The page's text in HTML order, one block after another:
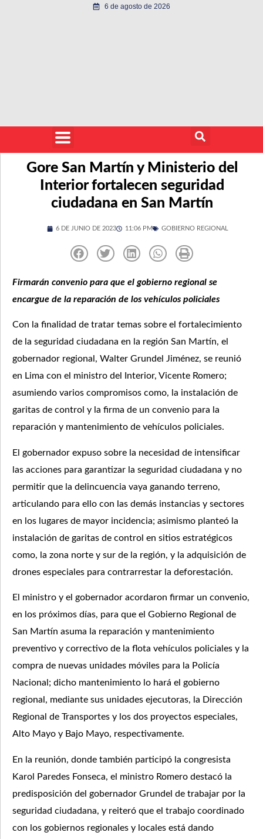
6 de agosto de 2026
Gore San Martín y Ministerio del
Interior fortalecen seguridad
ciudadana en San Martín
6 DE JUNIO DE 2023 11:06 PM GOBIERNO REGIONAL
Firmarán convenio para que el gobierno regional se
encargue de la reparación de los vehículos policiales
Con la finalidad de tratar temas sobre el fortalecimiento
de la seguridad ciudadana en la región San Martín, el
gobernador regional, Walter Grundel Jiménez, se reunió
en Lima con el ministro del Interior, Vicente Romero;
asumiendo varios compromisos como, la instalación de
garitas de control y la firma de un convenio para la
reparación y mantenimiento de vehículos policiales.
El gobernador expuso sobre la necesidad de intensificar
las acciones para garantizar la seguridad ciudadana y no
permitir que la delincuencia vaya ganando terreno,
articulando para ello con las demás instancias y sectores
en los lugares de mayor incidencia; asimismo planteó la
instalación de garitas de control en sitios estratégicos
como, la zona norte y sur de la región, y la adquisición de
drones especiales para contrarrestar la deforestación.
El ministro y el gobernador acordaron firmar un convenio,
en los próximos días, para que el Gobierno Regional de
San Martín asuma la reparación y mantenimiento
preventivo y correctivo de la flota vehículos policiales y la
compra de nuevas unidades móviles para la Policía
Nacional; dicho mantenimiento lo hará el gobierno
regional, mediante sus unidades ejecutoras, la Dirección
Regional de Transportes y los dos proyectos especiales,
Alto Mayo y Bajo Mayo, respectivamente.
En la reunión, donde también participó la congresista
Karol Paredes Fonseca, el ministro Romero destacó la
predisposición del gobernador Grundel de trabajar por la
seguridad ciudadana, y reiteró que el trabajo coordinado
con los gobiernos regionales y locales está dando